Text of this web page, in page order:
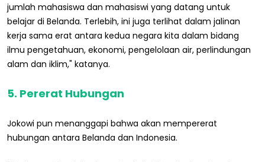
jumlah mahasiswa dan mahasiswi yang datang untuk
belajar di Belanda. Terlebih, ini juga terlihat dalam jalinan
kerja sama erat antara kedua negara kita dalam bidang
ilmu pengetahuan, ekonomi, pengelolaan air, perlindungan
alam dan iklim," katanya.
5. Pererat Hubungan
Jokowi pun menanggapi bahwa akan mempererat
hubungan antara Belanda dan Indonesia.